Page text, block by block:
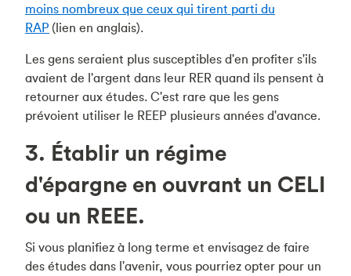
moins nombreux que ceux qui tirent parti du
RAP (lien en anglais).
Les gens seraient plus susceptibles d'en profiter s'ils
avaient de l'argent dans leur RER quand ils pensent à
retourner aux études. C'est rare que les gens
prévoient utiliser le REEP plusieurs années d'avance.
3. Établir un régime
d'épargne en ouvrant un CELI
ou un REEE.
Si vous planifiez à long terme et envisagez de faire
des études dans l'avenir, vous pourriez opter pour un